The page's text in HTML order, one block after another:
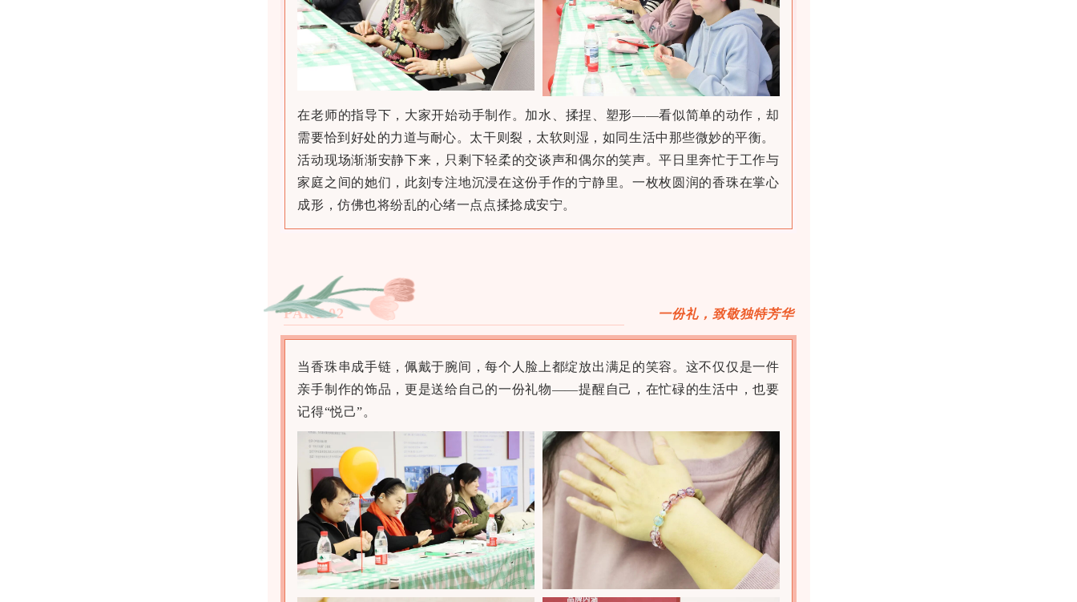
在老师的指导下，大家开始动手制作。加水、揉捏、塑形——看似简单的动作，却
需要恰到好处的力道与耐心。太干则裂，太软则湿，如同生活中那些微妙的平衡。
活动现场渐渐安静下来，只剩下轻柔的交谈声和偶尔的笑声。平日里奔忙于工作与
家庭之间的她们，此刻专注地沉浸在这份手作的宁静里。一枚枚圆润的香珠在掌心
成形，仿佛也将纷乱的心绪一点点揉捻成安宁。
PART.02 一份礼，致敬独特芳华
当香珠串成手链，佩戴于腕间，每个人脸上都绽放出满足的笑容。这不仅仅是一件
亲手制作的饰品，更是送给自己的一份礼物——提醒自己，在忙碌的生活中，也要
记得“悦己”。